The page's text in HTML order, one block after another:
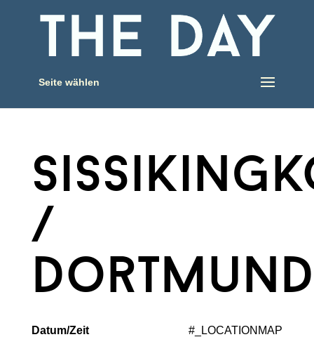
Seite wählen
/
dortmund
#_LOCATIONMAP
Datum/Zeit